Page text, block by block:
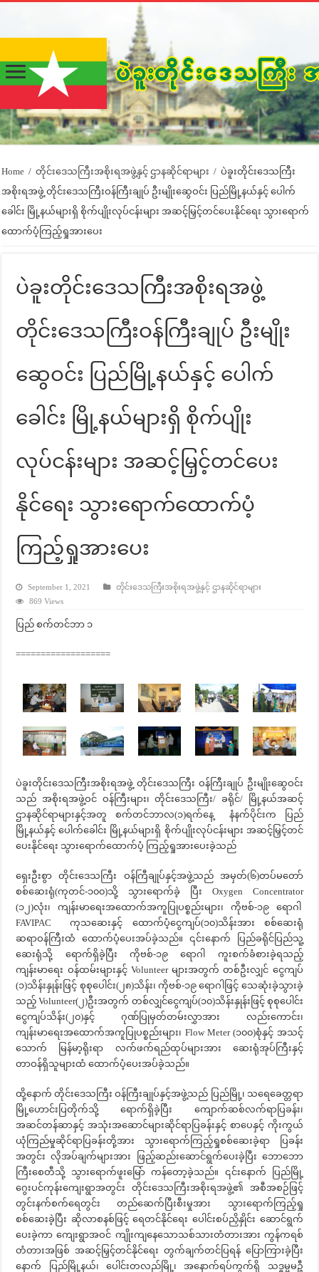
Home / တိုင်းဒေသကြီးအစိုးရအဖွဲ့နှင့် ဌာနဆိုင်ရာများ / ပဲခူးတိုင်းဒေသကြီး
အစိုးရအဖွဲ့ တိုင်းဒေသကြီးဝန်ကြီးချုပ် ဦးမျိုးဆွေဝင်း ပြည်မြို့နယ်နှင့် ပေါက်
ခေါင်း မြို့နယ်များရှိ စိုက်ပျိုးလုပ်ငန်းများ အဆင့်မြှင့်တင်ပေးနိုင်ရေး သွားရောက်
ထောက်ပံ့ကြည့်ရှုအားပေး
ပဲခူးတိုင်းဒေသကြီးအစိုးရအဖွဲ့
တိုင်းဒေသကြီးဝန်ကြီးချုပ် ဦးမျိုး
ဆွေဝင်း ပြည်မြို့နယ်နှင့် ပေါက်
ခေါင်း မြို့နယ်များရှိ စိုက်ပျိုး
လုပ်ငန်းများ အဆင့်မြှင့်တင်ပေး
နိုင်ရေး သွားရောက်ထောက်ပံ့
ကြည့်ရှုအားပေး
September 1, 2021
တိုင်းဒေသကြီးအစိုးရအဖွဲ့နှင့် ဌာနဆိုင်ရာများ
869 Views
ပြည် စက်တင်ဘာ ၁
===================
ပဲခူးတိုင်းဒေသကြီးအစိုးရအဖွဲ့ တိုင်းဒေသကြီး ဝန်ကြီးချုပ် ဦးမျိုးဆွေဝင်း
သည် အစိုးရအဖွဲ့ဝင် ဝန်ကြီးများ၊ တိုင်းဒေသကြီး/ ခရိုင်/ မြို့နယ်အဆင့်
ဌာနဆိုင်ရာများနှင့်အတူ စက်တင်ဘာလ(၁)ရက်နေ့ နံနက်ပိုင်းက ပြည်
မြို့နယ်နှင့် ပေါက်ခေါင်း မြို့နယ်များရှိ စိုက်ပျိုးလုပ်ငန်းများ အဆင့်မြှင့်တင်
ပေးနိုင်ရေး သွားရောက်ထောက်ပံ့ ကြည့်ရှုအားပေးခဲ့သည်
ရှေးဦးစွာ တိုင်းဒေသကြီး ဝန်ကြီချုပ်နှင့်အဖွဲ့သည် အမှတ်(၆)တပ်မတော်
စစ်ဆေးရုံ(ကုတင်-၁၀၀)သို့ သွားရောက်ခဲ့ ပြီး Oxygen Concentrator
(၁၂)လုံး၊ ကျန်းမာရေးအထောက်အကူပြုပစ္စည်းများ၊ ကိုဗစ်-၁၉ ရောဂါ
FAVIPAC ကုသဆေးနှင့် ထောက်ပံ့ငွေကျပ်(၁၀)သိန်းအား စစ်ဆေးရုံ
ဆရာဝန်ကြီးထံ ထောက်ပံ့ပေးအပ်ခဲ့သည်။ ၎င်းနောက် ပြည်ခရိုင်ပြည်သူ့
ဆေးရုံသို့ ရောက်ရှိခဲ့ပြီး ကိုဗစ်-၁၉ ရောဂါ ကူးစက်ခံစားခဲ့ရသည့်
ကျန်းမာရေး ဝန်ထမ်းများနှင့် Volunteer များအတွက် တစ်ဦးလျှင် ငွေကျပ်
(၁)သိန်းနှုန်းဖြင့် စုစုပေါင်း(၂၈)သိန်း၊ ကိုဗစ်-၁၉ ရောဂါဖြင့် သေဆုံးခဲ့သွားခဲ့
သည့် Volunteer(၂)ဦးအတွက် တစ်လျှင်ငွေကျပ်(၁၀)သိန်းနှုန်းဖြင့် စုစုပေါင်း
ငွေကျပ်သိန်း(၂၀)နှင့် ဂုဏ်ပြုမှတ်တမ်းလွှာအား လည်းကောင်း၊
ကျန်းမာရေးအထောက်အကူပြုပစ္စည်းများ၊ Flow Meter (၁၀၀)စုံနှင့် အသင့်
သောက် မြန်မာ့ရိုးရာ လက်ဖက်ရည်ထုပ်များအား ဆေးရုံအုပ်ကြီးနှင့်
တာဝန်ရှိသူများထံ ထောက်ပံ့ပေးအပ်ခဲ့သည်။
ထို့နောက် တိုင်းဒေသကြီး ဝန်ကြီးချုပ်နှင့်အဖွဲ့သည် ပြည်မြို့၊ သရေခေတ္တရာ
မြို့ဟောင်းပြတိုက်သို့ ရောက်ရှိခဲ့ပြီး ကျောက်ဆစ်လက်ရာပြခန်း၊
အဆင်တန်ဆာနှင့် အသုံးအဆောင်များဆိုင်ရာပြခန်းနှင့် စာပေနှင့် ကိုးကွယ်
ယုံကြည်မှုဆိုင်ရာပြခန်းတို့အား သွားရောက်ကြည့်ရှုစစ်ဆေးခဲ့ရာ ပြခန်း
အတွင်း လိုအပ်ချက်များအား ဖြည့်ဆည်းဆောင်ရွက်ပေးခဲ့ပြီး ဘောဘော
ကြီးစေတီသို့ သွားရောက်ဖူးမြော် ကန်တော့ခဲ့သည်။ ၎င်းနောက် ပြည်မြို့
ဂွေးပင်ကုန်းကျေးရွာအတွင်း တိုင်းဒေသကြီးအစိုးရအဖွဲ့၏ အစီအစဉ်ဖြင့်
တွင်းနက်စက်ရေတွင်း တည်ဆေက်ပြီးစီးမှုအား သွားရောက်ကြည့်ရှု
စစ်ဆေးခဲ့ပြီး ဆိုလာစနစ်ဖြင့် ရေတင်နိုင်ရေး ပေါင်းစပ်ညှိနှိုင်း ဆောင်ရွက်
ပေးခဲ့ကာ ကျေးရွာအဝင် ကျိုးကျနေသောသစ်သားတံတားအား ကွန်ကရစ်
တံတားအဖြစ် အဆင့်မြှင့်တင်နိုင်ရေး တွက်ချက်တင်ပြရန် ပြောကြားခဲ့ပြီး
နောက် ပြည်မြို့နယ်၊ ပေါင်းတလည်မြို့၊ အနောက်ရပ်ကွက်ရှိ သဒ္ဓမ္မမဉ္ဇီ